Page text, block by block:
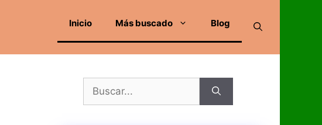
Inicio Más buscado Blog
Buscar: